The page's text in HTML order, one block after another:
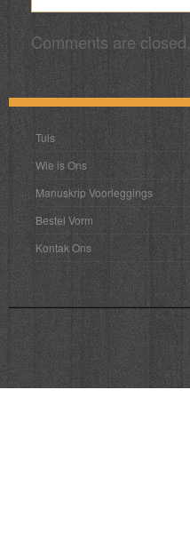
Comments are closed.
Tuis
Wie is Ons
Manuskrip Voorleggings
Bestel Vorm
Kontak Ons